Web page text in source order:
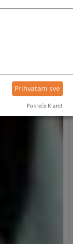
Prihvatam sve
Pokreće Klaro!